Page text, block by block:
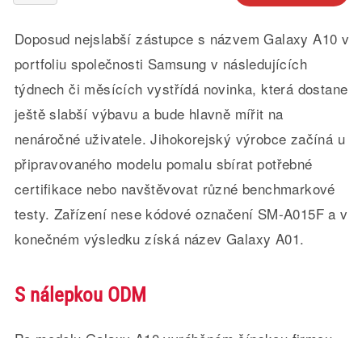
Doposud nejslabší zástupce s názvem Galaxy A10 v
portfoliu společnosti Samsung v následujících
týdnech či měsících vystřídá novinka, která dostane
ještě slabší výbavu a bude hlavně mířit na
nenáročné uživatele. Jihokorejský výrobce začíná u
připravovaného modelu pomalu sbírat potřebné
certifikace nebo navštěvovat různé benchmarkové
testy. Zařízení nese kódové označení SM-A015F a v
konečném výsledku získá název Galaxy A01.
S nálepkou ODM